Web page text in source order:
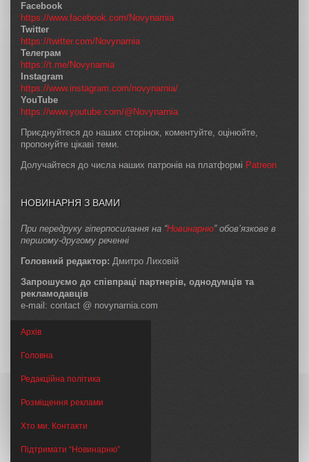
Facebook
https://www.facebook.com/Novynarnia
Twitter
https://twitter.com/Novynarnia
Телеграм
https://t.me/Novynarnia
Instagram
https://www.instagram.com/novynarnia/
YouTube
https://www.youtube.com/@Novynarnia
Приєднуйтеся до наших сторінок, коментуйте, оцінюйте,
пропонуйте цікаві теми.
Долучайтеся до числа наших патронів на платформі Patreon
НОВИНАРНЯ З ВАМИ
При передруку гіперпосилання на “Новинарню” обов’язкове в
першому-другому реченні
Головний редактор: Дмитро Лиховій
Запрошуємо до співпраці партнерів, однодумців та
рекламодавців
e-mail: contact @ novynarnia.com
Архів
Головна
Редакційна політика
Розміщення реклами
Хто ми. Контакти
Підтримати “Новинарню”